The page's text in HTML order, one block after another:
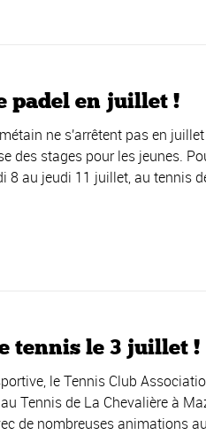
padel en juillet !
ne s'arrêtent pas en
des stages pour les jeunes.
au jeudi 11 juillet, au tennis
tennis le 3 juillet !
le Tennis Club
Tennis de La Chevalière à
de nombreuses animations